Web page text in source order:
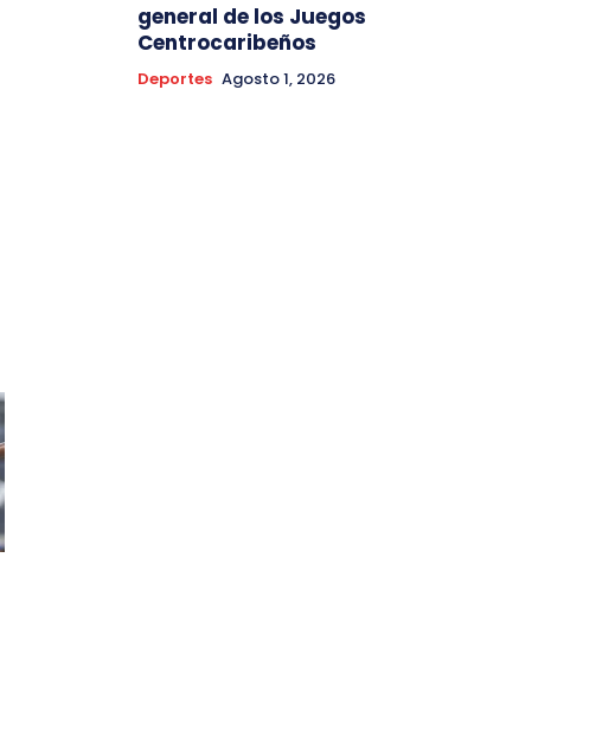
general de los Juegos
Centrocaribeños
Deportes Agosto 1, 2026